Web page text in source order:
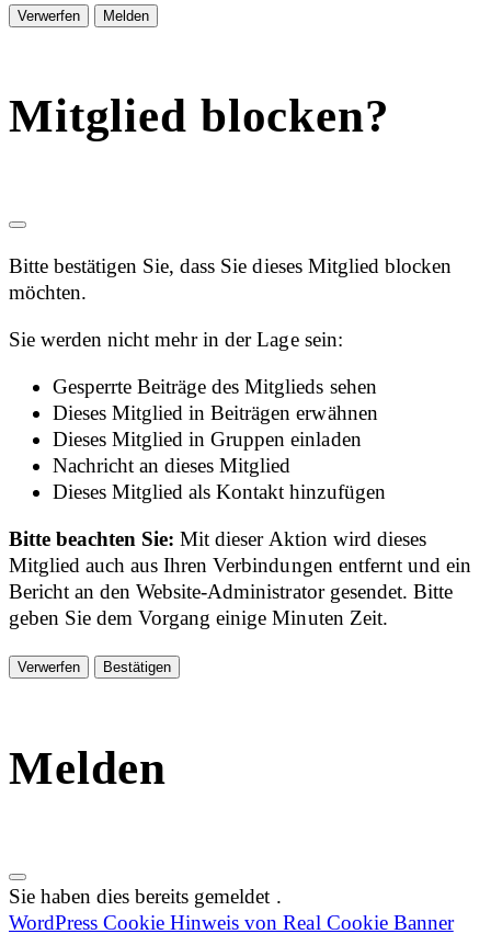
Melden
Mitglied blocken?
Bitte bestätigen Sie, dass Sie dieses Mitglied blocken
möchten.
Sie werden nicht mehr in der Lage sein:
Gesperrte Beiträge des Mitglieds sehen
Dieses Mitglied in Beiträgen erwähnen
Dieses Mitglied in Gruppen einladen
Nachricht an dieses Mitglied
Dieses Mitglied als Kontakt hinzufügen
Bitte beachten Sie:Mit dieser Aktion wird dieses
Mitglied auch aus Ihren Verbindungen entfernt und ein
Bericht an den Website-Administrator gesendet. Bitte
geben Sie dem Vorgang einige Minuten Zeit.
Bestätigen
Melden
Sie haben dies bereits gemeldet .
WordPress Cookie Hinweis von Real Cookie Banner